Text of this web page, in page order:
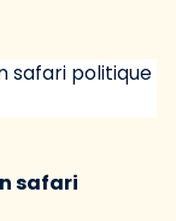
safari